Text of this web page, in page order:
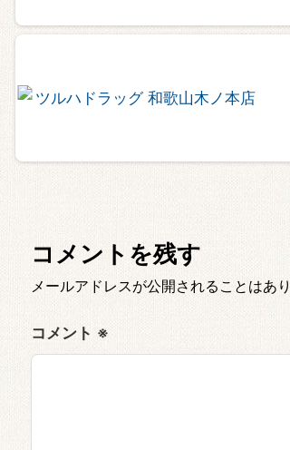
コメントを残す
メールアドレスが公開されることはあり
コメント ※